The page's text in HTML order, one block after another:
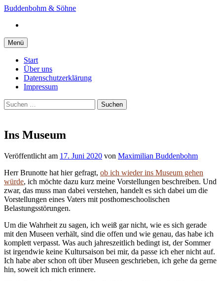
Springe
Inhalt
Buddenbohm & Söhne
Menü
Start
Über uns
Datenschutzerklärung
Impressum
Suchen
nach:
Ins Museum
Veröffentlicht am 17. Juni 2020 von Maximilian Buddenbohm
Herr Brunotte hat hier gefragt, ob ich wieder ins Museum gehen
würde, ich möchte dazu kurz meine Vorstellungen beschreiben. Und
zwar, das muss man dabei verstehen, handelt es sich dabei um die
Vorstellungen eines Vaters mit posthomeschoolischen
Belastungsstörungen.
Um die Wahrheit zu sagen, ich weiß gar nicht, wie es sich gerade
mit den Museen verhält, sind die offen und wie genau, das habe ich
komplett verpasst. Was auch jahreszeitlich bedingt ist, der Sommer
ist irgendwie keine Kultursaison bei mir, da passe ich eher nicht auf.
Ich habe aber schon oft über Museen geschrieben, ich gehe da gerne
hin, soweit ich mich erinnere.